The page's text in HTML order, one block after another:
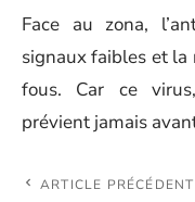
Face au zona,
signaux faibles et la
fous. Car ce
prévient jamais
ARTICLE PRÉCÉDENT